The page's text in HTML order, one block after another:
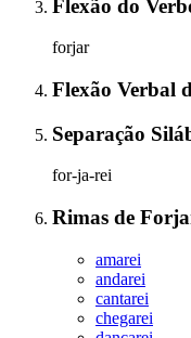
Flexão do
forjar
Flexão Verbal
Separação
for-ja-rei
Rimas de
amarei
andarei
cantarei
chegarei